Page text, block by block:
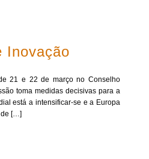
Inovação
21 e 22 de março no Conselho
toma medidas decisivas para a
está a intensificar-se e a Europa
de […]